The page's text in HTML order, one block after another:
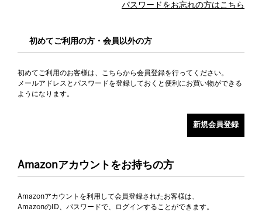
パスワードをお忘れの方はこちら
初めてご利用の方・会員以外の方
初めてご利用のお客様は、こちらから会員登録を行ってください。
メールアドレスとパスワードを登録しておくと便利にお買い物ができる
ようになります。
Amazonアカウントをお持ちの方
Amazonアカウントを利用して会員登録されたお客様は、
AmazonのID、パスワードで、ログインすることができます。